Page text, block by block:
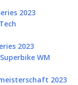
2023
2023
WM
2023